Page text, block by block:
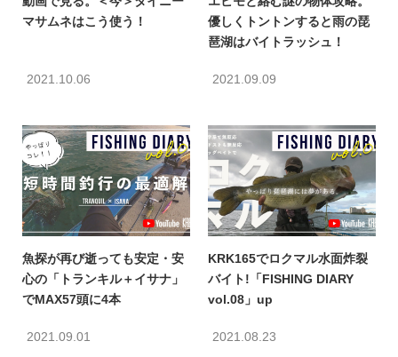
マサムネはこう使う！
2021.10.06
優しくトントンすると雨の琵
琶湖はバイトラッシュ！
2021.09.09
魚探が再び逝っても安定・安
心の「トランキル＋イサナ」
でMAX57頭に4本
2021.09.01
KRK165でロクマル水面炸裂
バイト!「FISHING DIARY
vol.08」up
2021.08.23